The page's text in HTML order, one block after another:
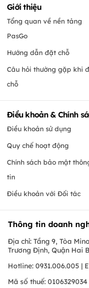
Giới thiệu
Tổng quan về nền tảng
PasGo
Hướng dẫn đặt chỗ
Câu hỏi thường gặp khi
chỗ
Điều khoản & Chính
Điều khoản sử dụng
Quy chế hoạt động
Chính sách bảo mật
tin
Điều khoản với Đối tác
Thông tin doanh
Địa chỉ: Tầng 9, Tòa
Trương Định, Quận Hai
Hotline: 0931.006.005 |
Mã số thuế: 0106329034